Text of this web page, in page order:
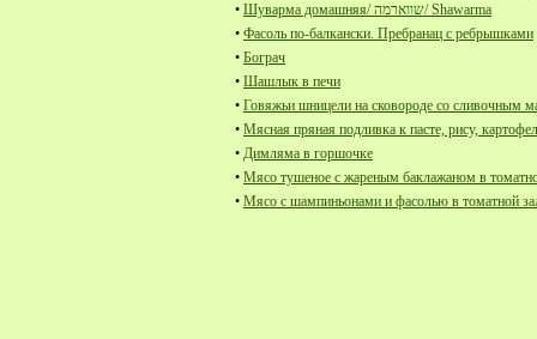
•
Шуварма домашняя/ שווארמה/ Shawarma
• Фасоль по-балкански. Пребранац с ребрышками
• Бограч
• Шашлык в печи
• Говяжьи шницели на сковороде со сливочным
• Мясная пряная подливка к пасте, рису,
• Димляма в горшочке
• Мясо тушеное с жареным баклажаном в
• Мясо с шампиньонами и фасолью в томатной